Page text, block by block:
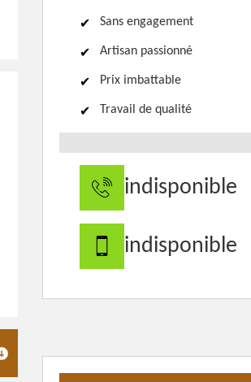
Sans engagement
Artisan passionné
Prix imbattable
Travail de qualité
indisponible
indisponible